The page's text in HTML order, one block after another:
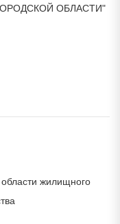
ОБЛАСТИ"
области жилищного